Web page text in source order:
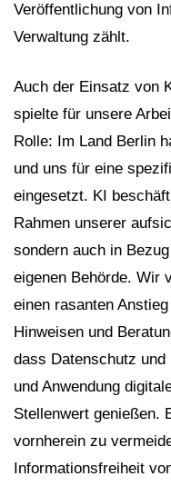
Veröffentlichung von
Verwaltung zählt.
Auch der Einsatz von
spielte für unsere
Rolle: Im Land Berlin
und uns für eine
eingesetzt. KI
Rahmen unserer
sondern auch in
eigenen Behörde. Wir
einen rasanten
Hinweisen und
dass Datenschutz
und Anwendung
Stellenwert genießen.
vornherein zu
Informationsfreiheit